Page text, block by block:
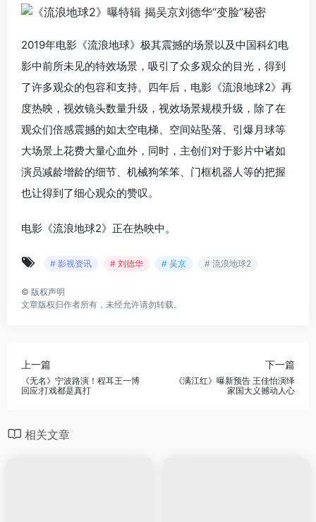
2019年电影《流浪地球》极其震撼的场景以及中国科幻电
影中前所未见的特效场景，吸引了众多观众的目光，得到
了许多观众的包容和支持。四年后，电影《流浪地球2》再
度热映，视效镜头数量升级，视效场景规模升级，除了在
观众们倍感震撼的如太空电梯、空间站坠落、引爆月球等
大场景上花费大量心血外，同时，主创们对于影片中诸如
演员减龄增龄的细节、机械狗笨笨、门框机器人等的把握
也让得到了细心观众的赞叹。
电影《流浪地球2》正在热映中。
# 影视资讯 # 刘德华 # 吴京 # 流浪地球2
© 版权声明
文章版权归作者所有，未经允许请勿转载。
上一篇
《无名》宁波路演！程耳王一博
回应:打戏都是真打
下一篇
《满江红》曝新预告 王佳怡演绎
家国大义撼动人心
相关文章